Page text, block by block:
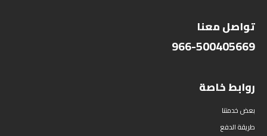
تواصل معنا
966-500405669
روابط خاصة
بعض خدمتنا
طريقة الدفع